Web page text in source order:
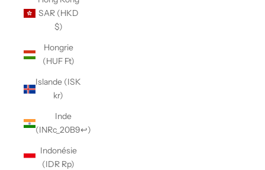
SAR (HKD
$)
Hongrie
(HUF Ft)
Islande (ISK
kr)
Inde
(INRc_20B9↩)
Indonésie
(IDR Rp)